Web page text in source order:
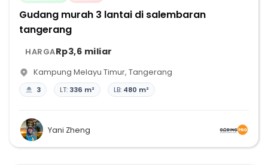
Gudang murah 3 lantai di salembaran
tangerang
HARGARp3,6 miliar
Kampung Melayu Timur, Tangerang
3 LT: 336 m² LB: 480 m²
Yani Zheng